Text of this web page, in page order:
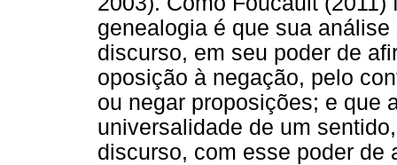
genealogia é que sua
discurso, em seu poder de
oposição à negação, pelo
ou negar proposições; e que
universalidade de um
discurso, com esse poder de